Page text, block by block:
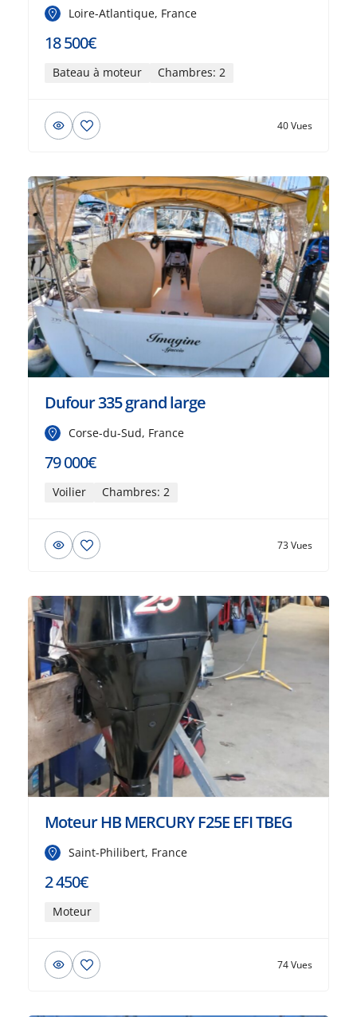
Loire-Atlantique, France
18 500€
Bateau à moteur Chambres: 2
40 Vues
Dufour 335 grand large
Corse-du-Sud, France
79 000€
Voilier Chambres: 2
73 Vues
Moteur HB MERCURY F25E EFI TBEG
Saint-Philibert, France
2 450€
Moteur
74 Vues